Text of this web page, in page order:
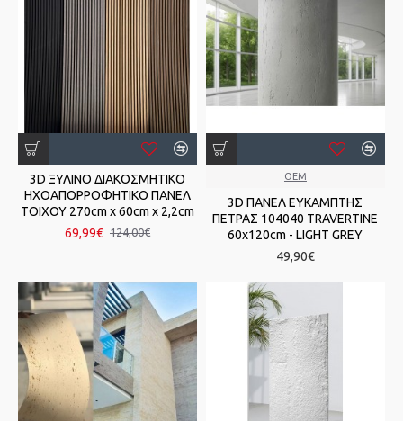
3D ΞΥΛΙΝΟ ΔΙΑΚΟΣΜΗΤΙΚΟ
ΗΧΟΑΠΟΡΡΟΦΗΤΙΚΟ ΠΑΝΕΛ
ΤΟΙΧΟΥ 270cm x 60cm x 2,2cm
69,99€ 124,00€
OEM
3D ΠΑΝΕΛ ΕΥΚΑΜΠΤΗΣ
ΠΕΤΡΑΣ 104040 TRAVERTINE
60x120cm - LIGHT GREY
49,90€